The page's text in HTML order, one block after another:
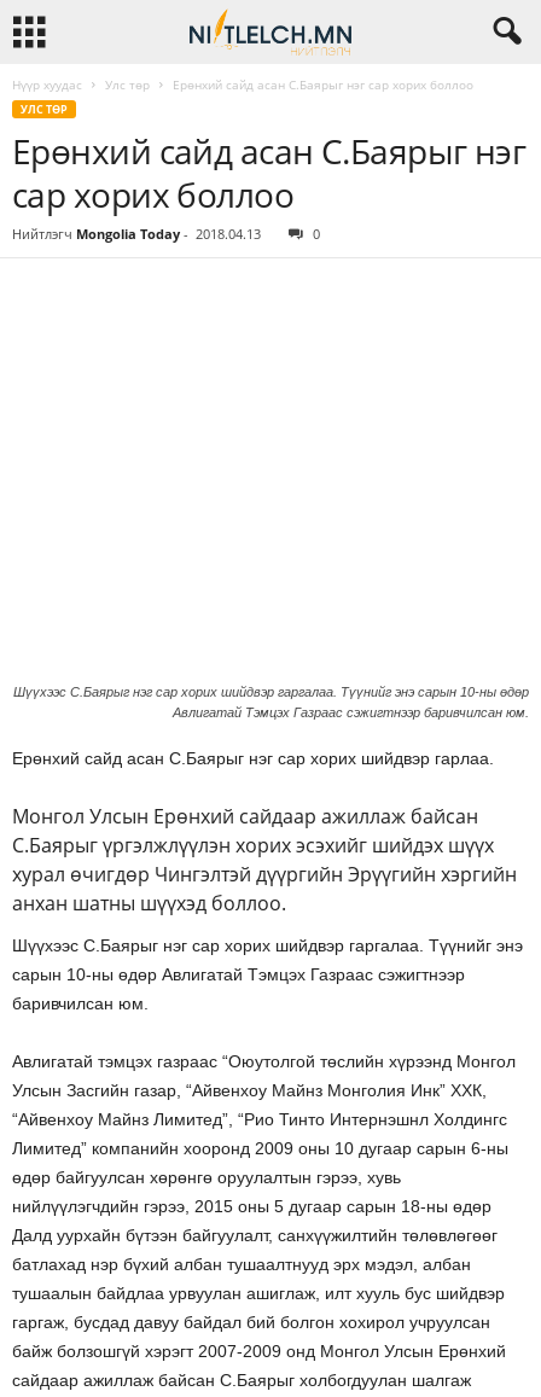
Нүүр хуудас Улс төр Ерөнхий сайд асан С.Баярыг нэг сар хорих боллоо
УЛС ТӨР
Ерөнхий сайд асан С.Баярыг нэг
сар хорих боллоо
Нийтлэгч Mongolia Today - 2018.04.13 0
Шүүхээс С.Баярыг нэг сар хорих шийдвэр гаргалаа. Түүнийг энэ сарын 10-ны өдөр
Авлигатай Тэмцэх Газраас сэжигтнээр баривчилсан юм.
Ерөнхий сайд асан С.Баярыг нэг сар хорих шийдвэр гарлаа.
Монгол Улсын Ерөнхий сайдаар ажиллаж байсан
С.Баярыг үргэлжлүүлэн хорих эсэхийг шийдэх шүүх
хурал өчигдөр Чингэлтэй дүүргийн Эрүүгийн хэргийн
анхан шатны шүүхэд боллоо.
Шүүхээс С.Баярыг нэг сар хорих шийдвэр гаргалаа. Түүнийг энэ
сарын 10-ны өдөр Авлигатай Тэмцэх Газраас сэжигтнээр
баривчилсан юм.
Авлигатай тэмцэх газраас “Оюутолгой төслийн хүрээнд Монгол
Улсын Засгийн газар, “Айвенхоу Майнз Монголия Инк” ХХК,
“Айвенхоу Майнз Лимитед”, “Рио Тинто Интернэшнл Холдингс
Лимитед” компанийн хооронд 2009 оны 10 дугаар сарын 6-ны
өдөр байгуулсан хөрөнгө оруулалтын гэрээ, хувь
нийлүүлэгчдийн гэрээ, 2015 оны 5 дугаар сарын 18-ны өдөр
Далд уурхайн бүтээн байгуулалт, санхүүжилтийн төлөвлөгөөг
батлахад нэр бүхий албан тушаалтнууд эрх мэдэл, албан
тушаалын байдлаа урвуулан ашиглаж, илт хууль бус шийдвэр
гаргаж, бусдад давуу байдал бий болгон хохирол учруулсан
байж болзошгүй хэрэгт 2007-2009 онд Монгол Улсын Ерөнхий
сайдаар ажиллаж байсан С.Баярыг холбогдуулан шалгаж